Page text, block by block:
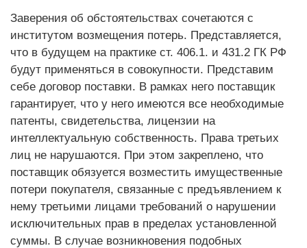
Заверения об обстоятельствах сочетаются с
институтом возмещения потерь. Представляется,
что в будущем на практике ст. 406.1. и 431.2 ГК РФ
будут применяться в совокупности. Представим
себе договор поставки. В рамках него поставщик
гарантирует, что у него имеются все необходимые
патенты, свидетельства, лицензии на
интеллектуальную собственность. Права третьих
лиц не нарушаются. При этом закреплено, что
поставщик обязуется возместить имущественные
потери покупателя, связанные с предъявлением к
нему третьими лицами требований о нарушении
исключительных прав в пределах установленной
суммы. В случае возникновения подобных